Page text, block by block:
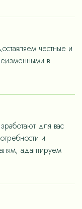
на
честные и
в
для вас
и
адаптируем